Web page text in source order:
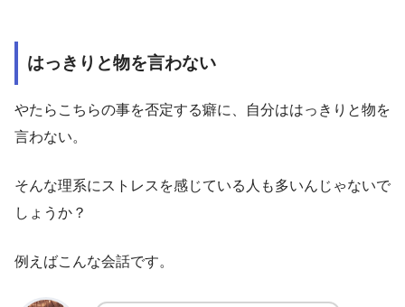
はっきりと物を言わない
やたらこちらの事を否定する癖に、自分ははっきりと物を
言わない。
そんな理系にストレスを感じている人も多いんじゃないで
しょうか？
例えばこんな会話です。